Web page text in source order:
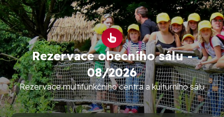
Rezervace obecního sálu -
08/2026
Rezervace multifunkčního centra a kulturního sálu